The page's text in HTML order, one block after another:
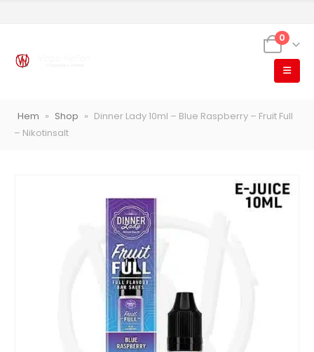
0
Hem » Shop » Dinner Lady 10ml – Blue Raspberry – Fruit Full
– Nikotinsalt
Vapes, e-cigg & vitsnus
Röstläge
Populära engångsvapes